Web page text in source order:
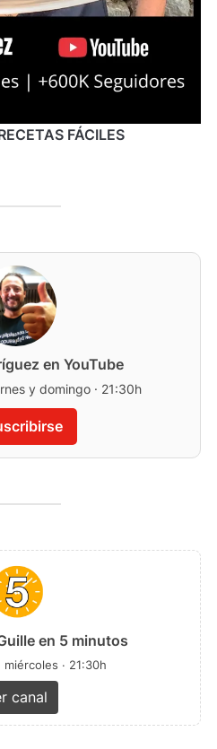
FÁCILES
en YouTube
y domingo · 21:30h
en 5 minutos
· 21:30h
canal